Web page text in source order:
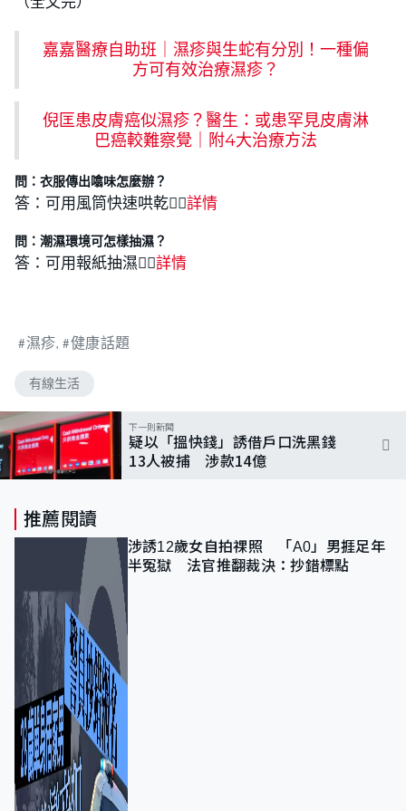
嘉嘉醫療自助班｜濕疹與生蛇有分別！一種偏
方可有效治療濕疹？
倪匡患皮膚癌似濕疹？醫生：或患罕見皮膚淋
巴癌較難察覺｜附4大治療方法
問：衣服傳出噏味怎麼辦？
答：可用風筒快速哄乾👉🏻詳情
問：潮濕環境可怎樣抽濕？
答：可用報紙抽濕👉🏻詳情
濕疹 健康話題
有線生活
下一則新聞
疑以「搵快錢」誘借戶口洗黑錢
13人被捕 涉款14億
推薦閱讀
涉誘12歲女自拍祼照 「A0」男捱足年
半冤獄 法官推翻裁決：抄錯標點